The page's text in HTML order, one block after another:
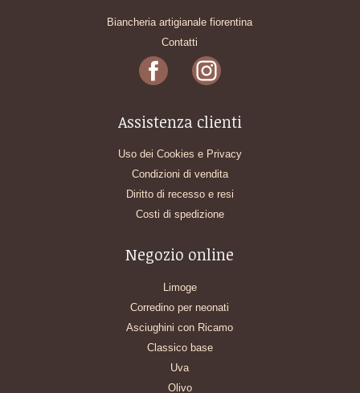
Biancheria artigianale fiorentina
Contatti
Assistenza clienti
Uso dei Cookies e Privacy
Condizioni di vendita
Diritto di recesso e resi
Costi di spedizione
Negozio online
Limoge
Corredino per neonati
Asciughini con Ricamo
Classico base
Uva
Olivo